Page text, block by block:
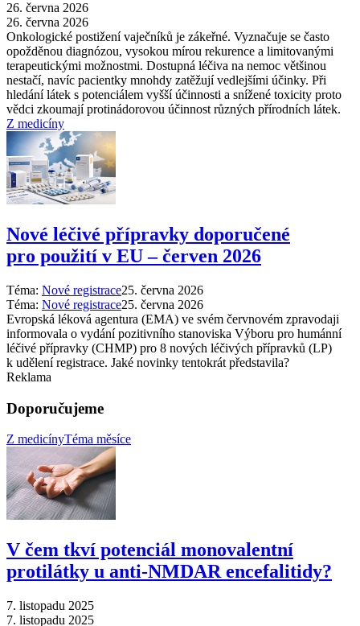
26. června 2026
26. června 2026
Onkologické postižení vaječníků je zákeřné. Vyznačuje se často
opožděnou diagnózou, vysokou mírou rekurence a limitovanými
terapeutickými možnostmi. Dostupná léčiva na nemoc většinou
nestačí, navíc pacientky mnohdy zatěžují vedlejšími účinky. Při
hledání látek s potenciálem vyšší účinnosti a snížené toxicity proto
vědci zkoumají protinádorovou účinnost různých přírodních látek.
Z medicíny
Nové léčivé přípravky doporučené
pro použití v EU –⁠ červen 2026
Téma: Nové registrace25. června 2026
Téma: Nové registrace25. června 2026
Evropská léková agentura (EMA) ve svém červnovém zpravodaji
informovala o vydání pozitivního stanoviska Výboru pro humánní
léčivé přípravky (CHMP) pro 8 nových léčivých přípravků (LP)
k udělení registrace. Jaké novinky tentokrát představila?
Reklama
Doporučujeme
Z medicínyTéma měsíce
V čem tkví potenciál monovalentní
protilátky u anti-NMDAR encefalitidy?
7. listopadu 2025
7. listopadu 2025